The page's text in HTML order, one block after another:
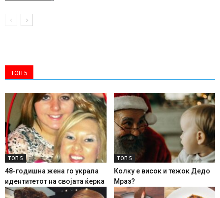
ТОП 5
ТОП 5
48-годишна жена го украла
идентитетот на својата ќерка
ТОП 5
Колку е висок и тежок Дедо
Мраз?